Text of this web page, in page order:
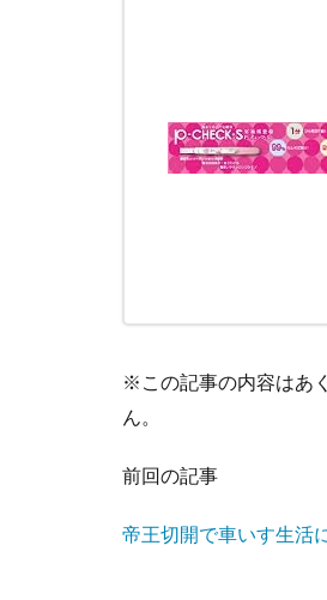
※この記事の内容はあ
ん。
前回の記事
帝王切開で車いす生活